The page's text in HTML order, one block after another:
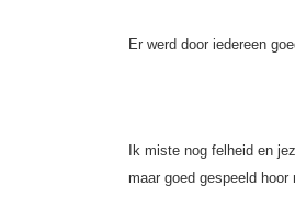
Er werd door iedereen
Ik miste nog felheid en
maar goed gespeeld hoor